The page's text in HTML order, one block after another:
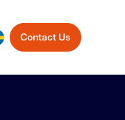
Contact Us